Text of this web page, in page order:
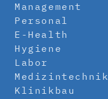
Management
Personal
E-Health
Hygiene
Labor
Medizintechnik
Klinikbau